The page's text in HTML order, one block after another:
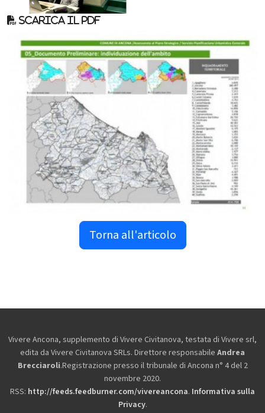
Scarica il pdf
Torna all'articolo
Vivere Ancona, supplemento di Vivere Civitanova, testata di Vivere srl,
edita da Vivere Civitanova SRLs. Direttore responsabile Andrea
Brecciaroli.Registrazione presso il tribunale di Ancona n° 4 del 2
novembre 2020.
RSS: http://feeds.feedburner.com/vivereancona. Informativa sulla
Privacy.